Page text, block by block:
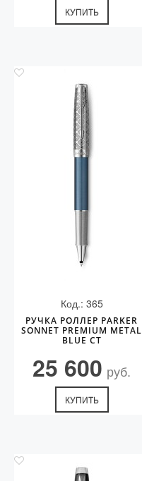
КУПИТЬ
Код.: 365
РУЧКА РОЛЛЕР PARKER
SONNET PREMIUM METAL
BLUE CT
25 600 руб.
КУПИТЬ